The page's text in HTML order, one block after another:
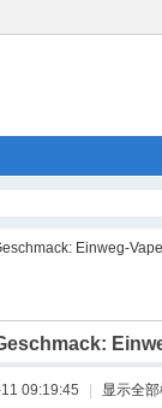
Einweg-
09:19:45 显示全